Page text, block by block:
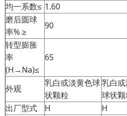
均一系数≤ 1.60
磨后圆球
率% ≥
90
转型膨胀
率
(H→Na)≤
65
外观
乳白或淡黄色球
状颗粒
乳白
球状
出厂型式
H H